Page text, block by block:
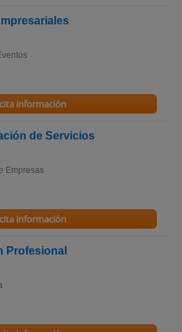
información
de Servicios
Empresas
información
Profesional